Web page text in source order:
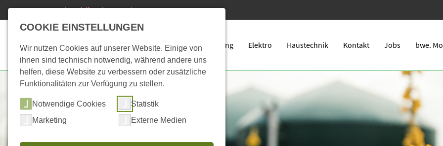
24h Notdienst 04491/93800-123(kostenpflichtig)
Start Biogas Heizung Elektro Haustechnik Kontakt Jobs bwe.
COOKIE EINSTELLUNGEN
Wir nutzen Cookies auf unserer Website. Einige von
ihnen sind technisch notwendig, während andere uns
helfen, diese Website zu verbessern oder zusätzliche
Funktionalitäten zur Verfügung zu stellen.
Notwendige Cookies
Statistik
Marketing
Externe Medien